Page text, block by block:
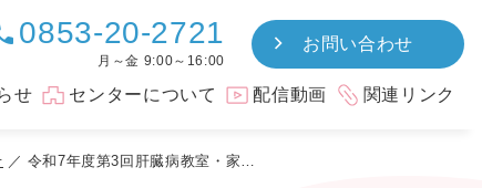
せ センターについて 配信動画 関連リンク
0853-20-2721
月～金 9:00～16:00
お問い合わせ
令和7年度第3回肝臓病教室・家族支援講座のお知らせ